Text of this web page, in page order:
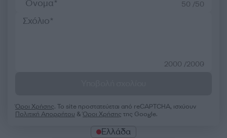
50 /50
2000 /2000
Όροι Χρήσης. Το site προστατεύεται από reCAPTCHA, ισχύουν
Πολιτική Απορρήτου &Όροι Χρήσης της Google.
Ελλάδα